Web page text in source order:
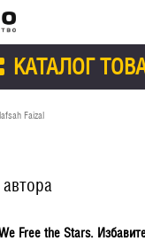
КАТАЛОГ
Faizal
Free the Stars.